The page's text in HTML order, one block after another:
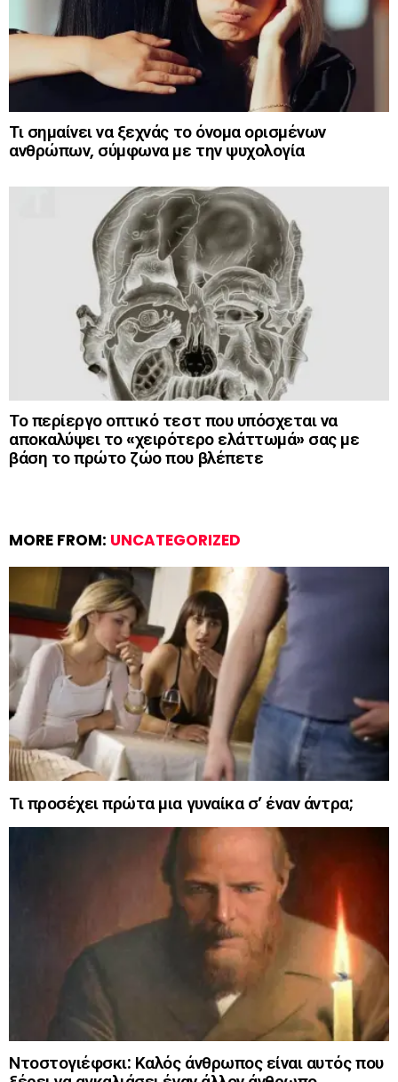
Τι σημαίνει να ξεχνάς το όνομα ορισμένων
ανθρώπων, σύμφωνα με την ψυχολογία
Το περίεργο οπτικό τεστ που υπόσχεται να
αποκαλύψει το «χειρότερο ελάττωμά» σας με
βάση το πρώτο ζώο που βλέπετε
MORE FROM: UNCATEGORIZED
Τι προσέχει πρώτα μια γυναίκα σ’ έναν άντρα;
Ντοστογιέφσκι: Καλός άνθρωπος είναι αυτός που